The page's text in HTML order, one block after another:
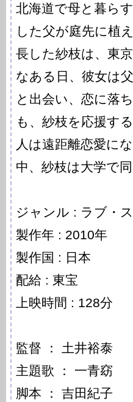
北海道で母と暮ら
した父が庭先に植
長した紗枝は、東
なある日、彼女は
と出会い、恋に落
も、紗枝を応援す
人は遠距離恋愛に
中、紗枝は大学で
ジャンル : ラブ・
製作年 : 2010年
製作国 : 日本
配給 : 東宝
上映時間 : 128分
監督 ： 土井裕泰
主題歌 ： 一青窈
脚本 ： 吉田紀子